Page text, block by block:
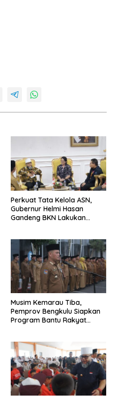
Perkuat Tata Kelola ASN,
Gubernur Helmi Hasan
Gandeng BKN Lakukan
Musim Kemarau Tiba,
Pemprov Bengkulu Siapkan
Program Bantu Rakyat